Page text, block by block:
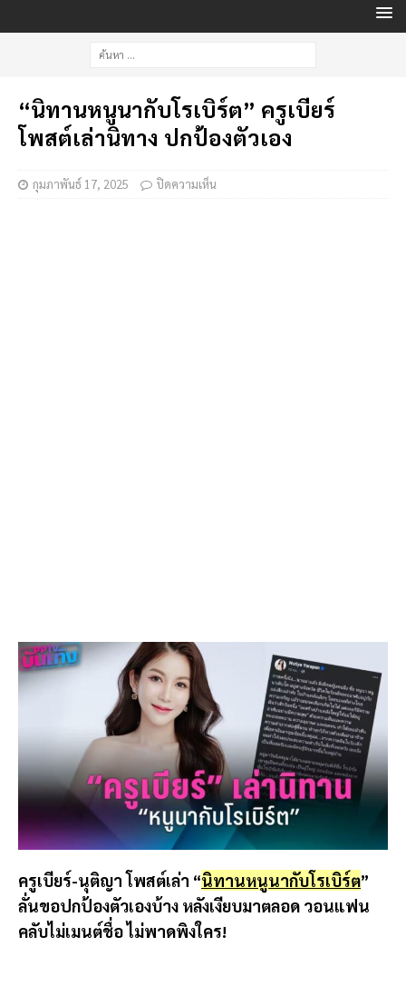
“นิทานหนูนากับโรเบิร์ต” ครูเบียร์
โพสต์เล่านิทาง ปกป้องตัวเอง
กุมภาพันธ์ 17, 2025 ปิดความเห็น
ครูเบียร์-นุติญา โพสต์เล่า “นิทานหนูนากับโรเบิร์ต”
ลั่นขอปกป้องตัวเองบ้าง หลังเงียบมาตลอด วอนแฟน
คลับไม่เมนต์ชื่อ ไม่พาดพิงใคร!